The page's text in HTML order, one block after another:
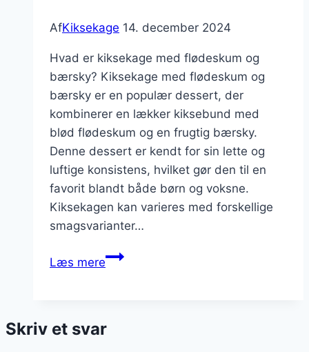
AfKiksekage 14. december 2024
Hvad er kiksekage med flødeskum og
bærsky? Kiksekage med flødeskum og
bærsky er en populær dessert, der
kombinerer en lækker kiksebund med
blød flødeskum og en frugtig bærsky.
Denne dessert er kendt for sin lette og
luftige konsistens, hvilket gør den til en
favorit blandt både børn og voksne.
Kiksekagen kan varieres med forskellige
smagsvarianter…
Læs mereKiksekage
bærsky
Skriv et svar